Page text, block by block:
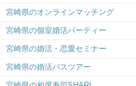
宮崎県のオンラインマッチング
宮崎県の個室婚活パーティー
宮崎県の婚活・恋愛セミナー
宮崎県の婚活バスツアー